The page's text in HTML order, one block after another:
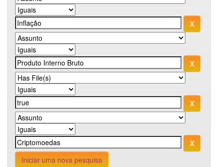
Iniciar uma nova pesquisa